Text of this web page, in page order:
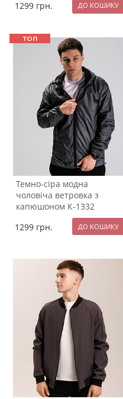
1299 грн.
Темно-сіра модна
чоловіча ветровка з
капюшоном К-1332
1299 грн.